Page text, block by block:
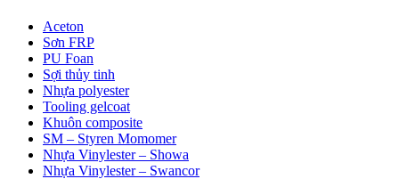
Aceton
Sơn FRP
PU Foan
Sợi thủy tinh
Nhựa polyester
Tooling gelcoat
Khuôn composite
SM – Styren Momomer
Nhựa Vinylester – Showa
Nhựa Vinylester – Swancor